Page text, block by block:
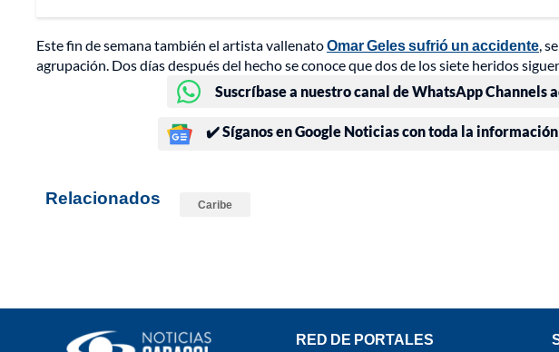
Este fin de semana también el artista vallenatoOmar Geles sufrió un accidente,
agrupación. Dos días después del hecho se conoce que dos de los siete heridos
Suscríbase a nuestro canal de WhatsApp Channels
✔️ Síganos en Google Noticias con toda la
Relacionados Caribe
RED DE PORTALES